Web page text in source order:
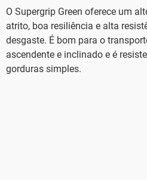
O Supergrip Green oferece um
atrito, boa resiliência e alta
desgaste. É bom para o
ascendente e inclinado e é
gorduras simples.